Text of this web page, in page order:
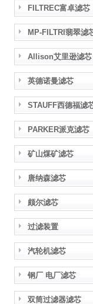
FILTREC富卓滤芯
MP-FILTRI翡翠滤
Allison艾里逊滤芯
英德诺曼滤芯
STAUFF西德福滤
PARKER派克滤芯
矿山煤矿滤芯
唐纳森滤芯
颇尔滤芯
过滤装置
汽轮机滤芯
钢厂 电厂滤芯
双筒过滤器滤芯